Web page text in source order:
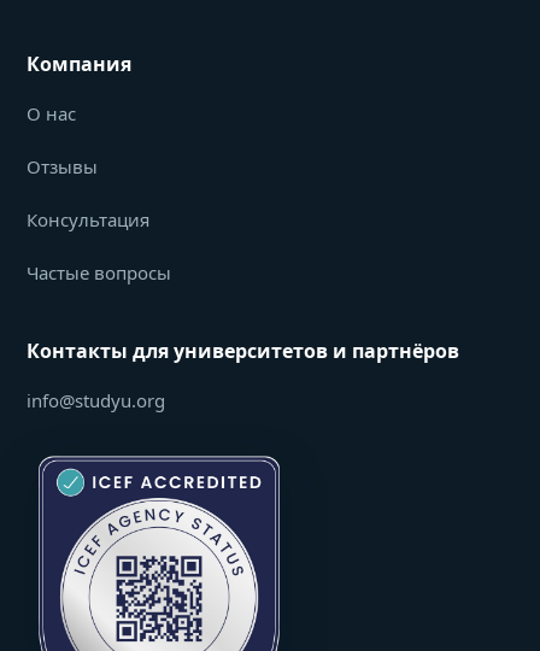
Компания
О нас
Отзывы
Консультация
Частые вопросы
Контакты для университетов и партнёров
info@studyu.org